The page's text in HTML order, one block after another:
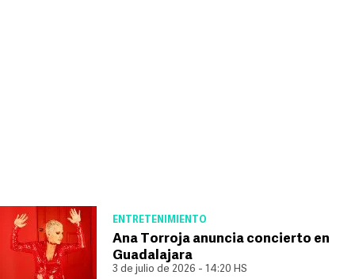
ENTRETENIMIENTO
Ana Torroja anuncia concierto en
Guadalajara
3 de julio de 2026 - 14:20 HS